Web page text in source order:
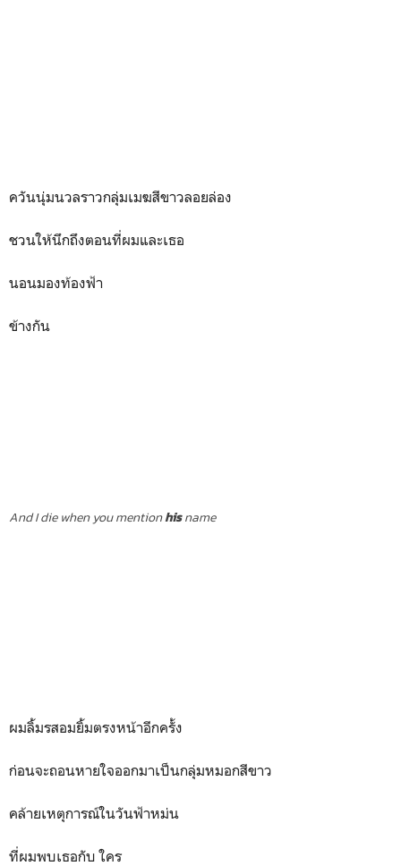
ควันนุ่มนวลราวกลุ่มเมฆสีขาวลอยล่อง
ชวนให้นึกถึงตอนที่ผมและเธอ
นอนมองท้องฟ้า
ข้างกัน
And I die when you mentionhisname
ผมลิ้มรสอมยิ้มตรงหน้าอีกครั้ง
ก่อนจะถอนหายใจออกมาเป็นกลุ่มหมอกสีขาว
คล้ายเหตุการณ์ในวันฟ้าหม่น
ที่ผมพบเธอกับ ใคร